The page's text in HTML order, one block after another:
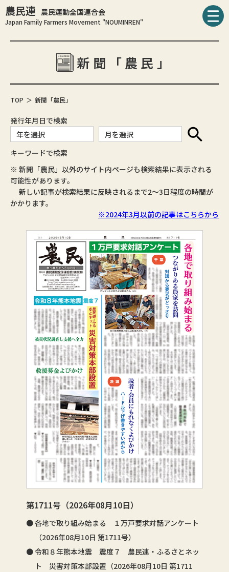
農民連 農民運動全国連合会
Japan Family Farmers Movement "NOUMINREN"
新聞「農民」
TOP 新聞「農民」
発行年月日で検索
キーワードで検索
※ 新聞「農民」以外のサイト内ページも検索結果に表示される
可能性があります。
新しい記事が検索結果に反映されるまで2～3日程度の時間が
かかります。
※2024年3月以前の記事はこちらから
第1711号（2026年08月10日）
各地で取り組み始まる １万戸要求対話アンケート
（2026年08月10日 第1711号）
令和８年熊本地震 震度７ 農民連・ふるさとネッ
ト 災害対策本部設置（2026年08月10日 第1711